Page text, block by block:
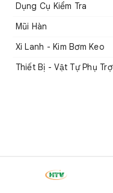
Dụng Cụ Kiểm Tra
Mũi Hàn
Xi Lanh - Kim Bơm Keo
Thiết Bị - Vật Tự Phụ Trợ